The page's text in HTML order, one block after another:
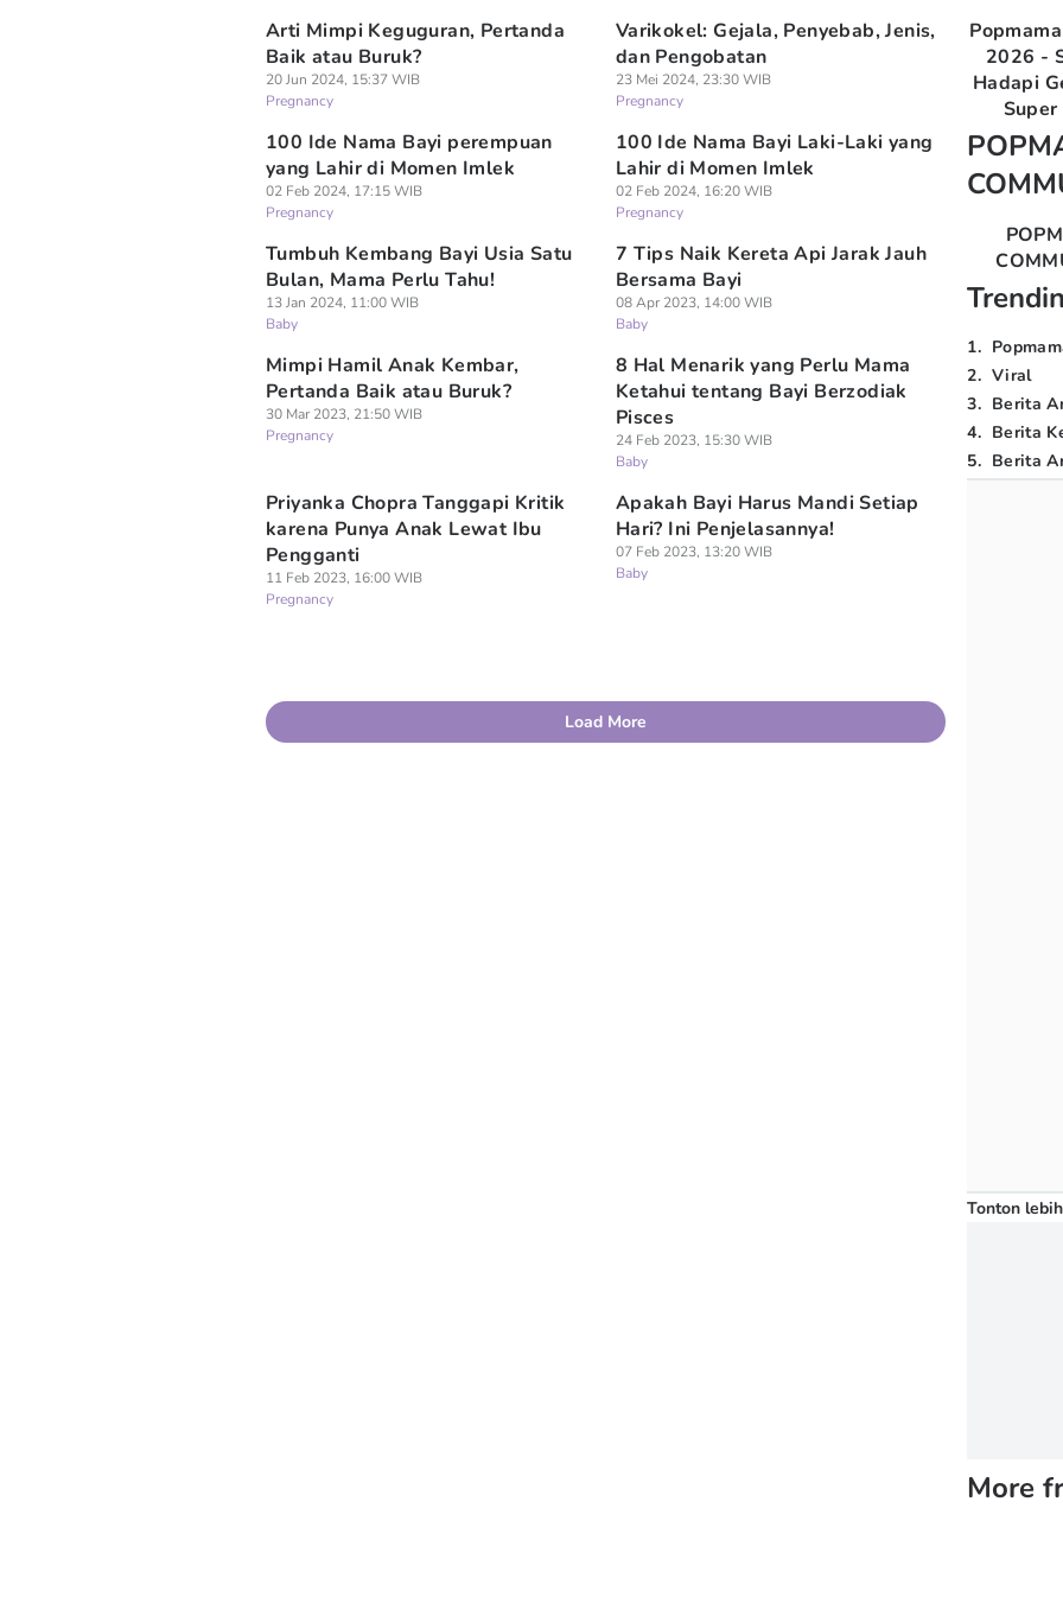
Arti Mimpi Keguguran, Pertanda
Baik atau Buruk?
20 Jun 2024, 15:37 WIB
Pregnancy
Varikokel: Gejala, Penyebab, Jenis,
dan Pengobatan
23 Mei 2024, 23:30 WIB
Pregnancy
100 Ide Nama Bayi perempuan
yang Lahir di Momen Imlek
02 Feb 2024, 17:15 WIB
Pregnancy
100 Ide Nama Bayi Laki-Laki yang
Lahir di Momen Imlek
02 Feb 2024, 16:20 WIB
Pregnancy
Tumbuh Kembang Bayi Usia Satu
Bulan, Mama Perlu Tahu!
13 Jan 2024, 11:00 WIB
Baby
7 Tips Naik Kereta Api Jarak Jauh
Bersama Bayi
08 Apr 2023, 14:00 WIB
Baby
Mimpi Hamil Anak Kembar,
Pertanda Baik atau Buruk?
30 Mar 2023, 21:50 WIB
Pregnancy
8 Hal Menarik yang Perlu Mama
Ketahui tentang Bayi Berzodiak
Pisces
24 Feb 2023, 15:30 WIB
Baby
Priyanka Chopra Tanggapi Kritik
karena Punya Anak Lewat Ibu
Pengganti
11 Feb 2023, 16:00 WIB
Pregnancy
Apakah Bayi Harus Mandi Setiap
Hari? Ini Penjelasannya!
07 Feb 2023, 13:20 WIB
Baby
Load More
2026 -
Hadapi
1.
2. Viral
3. Berita
4. Berita
5. Berita
Tonton
More